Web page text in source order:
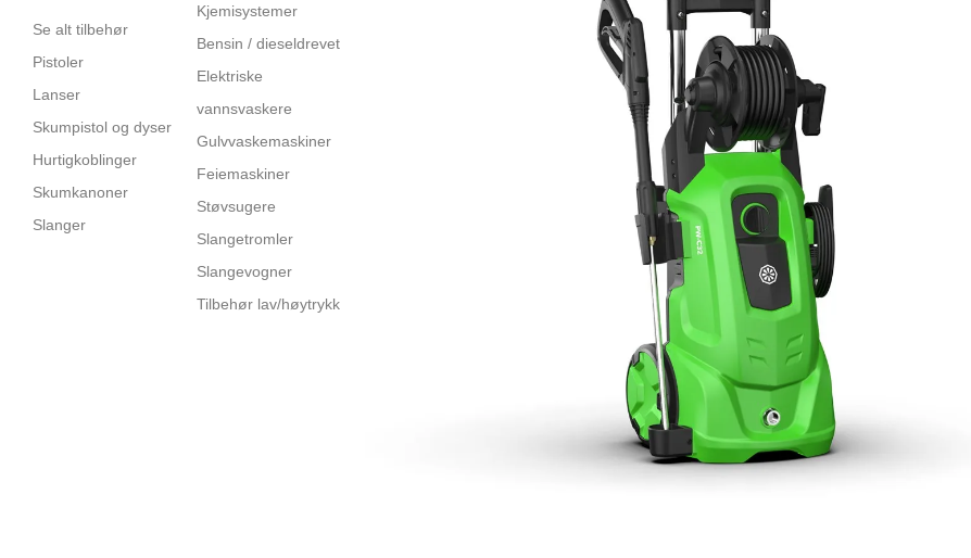
Se alt tilbehør
Pistoler
Lanser
Skumpistol og dyser
Hurtigkoblinger
Skumkanoner
Slanger
Kjemisystemer
Bensin / dieseldrevet
Elektriske
vannsvaskere
Gulvvaskemaskiner
Feiemaskiner
Støvsugere
Slangetromler
Slangevogner
Tilbehør lav/høytrykk